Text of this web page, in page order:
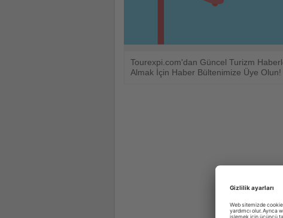
Tourexpi.com'dan Güncel Turizm
Almak İçin Haber Bültenimize Üye Olun!